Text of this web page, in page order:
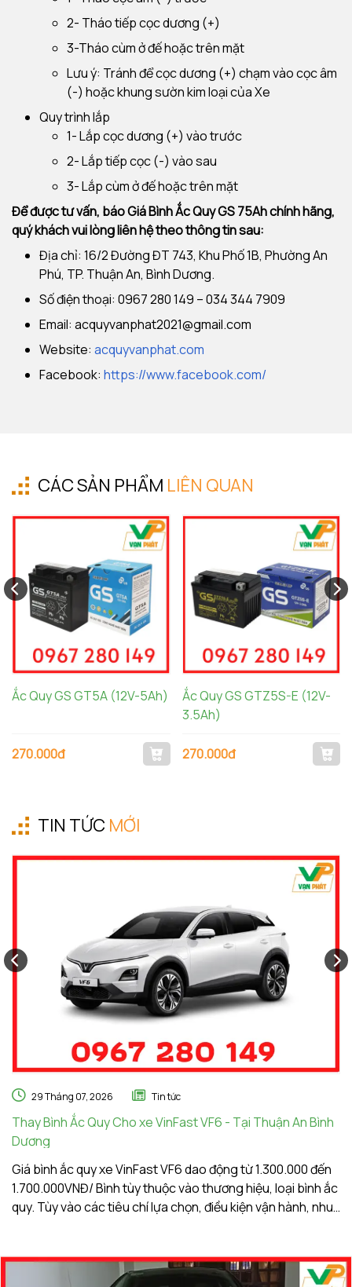
2- Tháo tiếp cọc dương (+)
3-Tháo cùm ở đế hoặc trên mặt
Lưu ý: Tránh để cọc dương (+) chạm vào cọc âm
(-) hoặc khung sườn kim loại của Xe
Quy trình lắp
1- Lắp cọc dương (+) vào trước
2- Lắp tiếp cọc (-) vào sau
3- Lắp cùm ở đế hoặc trên mặt
Để được tư vấn, báo Giá Bình Ắc Quy GS 75Ah chính hãng,
quý khách vui lòng liên hệ theo thông tin sau:
Địa chỉ: 16/2 Đường ĐT 743, Khu Phố 1B, Phường An
Phú, TP. Thuận An, Bình Dương.
Số điện thoại: 0967 280 149 – 034 344 7909
Email: acquyvanphat2021@gmail.com
Website: acquyvanphat.com
Facebook: https://www.facebook.com/
CÁC SẢN PHẨM LIÊN QUAN
Ắc Quy GS GT5A (12V-5Ah)
270.000đ
Ắc Quy GS GTZ5S-E (12V-
3.5Ah)
270.000đ
TIN TỨC MỚI
29 Tháng 07, 2026 Tin tức
Thay Bình Ắc Quy Cho xe VinFast VF6 - Tại Thuận An Bình
Dương
Giá bình ắc quy xe VinFast VF6 dao động từ 1.300.000 đến
1.700.000VNĐ/ Bình tùy thuộc vào thương hiệu, loại bình ắc
quy. Tùy vào các tiêu chí lựa chọn, điều kiện vận hành, nhu